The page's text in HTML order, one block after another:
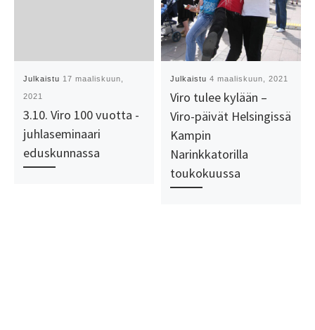
Julkaistu 17 maaliskuun,
2021
3.10. Viro 100 vuotta -
juhlaseminaari
eduskunnassa
Julkaistu4 maaliskuun, 2021
Viro tulee kylään –
Viro-päivät Helsingissä
Kampin
Narinkkatorilla
toukokuussa